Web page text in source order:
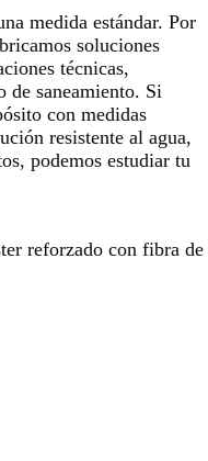
medida estándar. Por
soluciones
técnicas,
de saneamiento. Si
con medidas
resistente al agua,
podemos estudiar tu
reforzado con fibra de